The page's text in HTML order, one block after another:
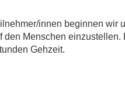
innen beginnen wir
Menschen
Gehzeit.